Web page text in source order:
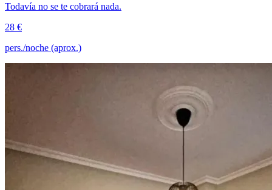
Todavía no se te cobrará nada.
28 €
pers./noche (aprox.)